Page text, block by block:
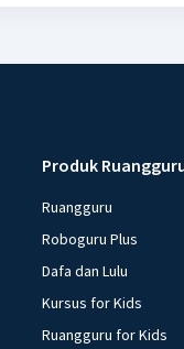
Produk
Ruangguru
Roboguru Plus
Dafa dan Lulu
Kursus for Kids
Ruangguru for Kids